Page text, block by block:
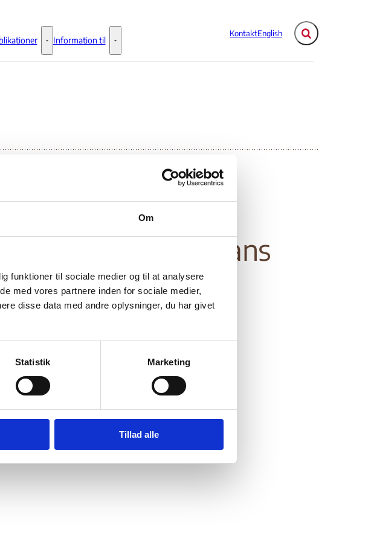
Om
funktioner til sociale medier og til at analysere
med vores partnere inden for sociale medier,
disse data med andre oplysninger, du har givet
Statistik Marketing
Tillad alle
KontaktEnglish Fold søgefelt ud
Publikationer - Flere links
Information til Information til - Flere links
human rights
gay, bisexual, trans